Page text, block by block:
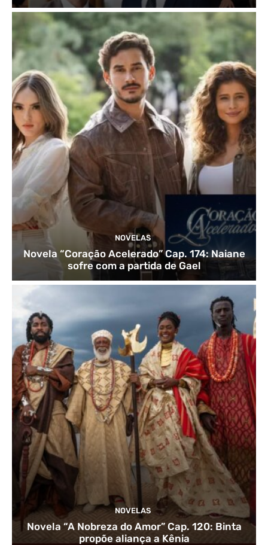
NOVELAS
Novela “Coração Acelerado” Cap. 174: Naiane
sofre com a partida de Gael
NOVELAS
Novela “A Nobreza do Amor” Cap. 120: Binta
propõe aliança a Kênia